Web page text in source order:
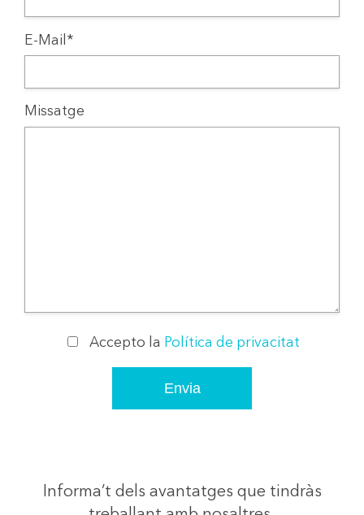
E-Mail*
Missatge
Accepto la Política de privacitat
Informa’t dels avantatges que tindràs